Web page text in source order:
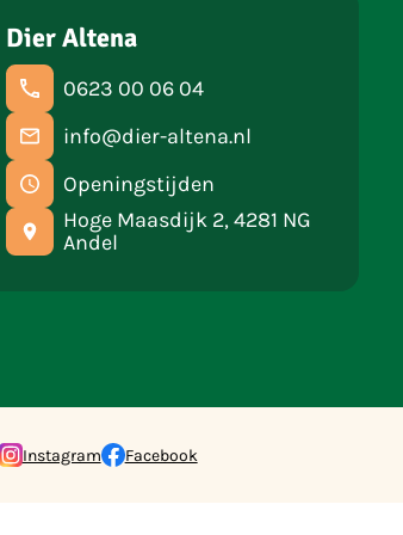
Dier Altena
0623 00 06 04
info@dier-altena.nl
Openingstijden
Hoge Maasdijk 2, 4281 NG
Andel
Instagram Facebook